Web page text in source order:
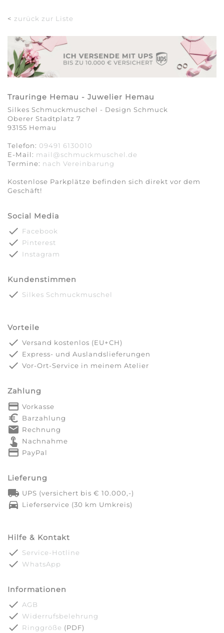
< zurück zur Liste
Trauringe Hemau - Juwelier Hemau
Silkes Schmuckmuschel - Design Schmuck
Oberer Stadtplatz 7
93155 Hemau
Telefon: 09491 6130010
E-Mail: mail@schmuckmuschel.de
Termine: nach Vereinbarung​​​​​​​
Kostenlose Parkplätze befinden sich direkt vor dem
Geschäft!
Social Media
done Facebook
done Pinterest
done Instagram
Kundenstimmen
done Silkes Schmuckmuschel
Vorteile
done Versand kostenlos (EU+CH)
done Express- und Auslandslieferungen
done Vor-Ort-Service in meinem Atelier
Zahlung
payment Vorkasse
euro_symbol Barzahlung
markunread Rechnung
touch_app Nachnahme
credit_card PayPal
Lieferung
local_shipping UPS (versichert bis € 10.000,-)
directions_car Lieferservice (30 km Umkreis)
Hilfe & Kontakt
done Service-Hotline
done WhatsApp
Informationen
done AGB
done Widerrufsbelehrung
done Ringgröße (PDF)